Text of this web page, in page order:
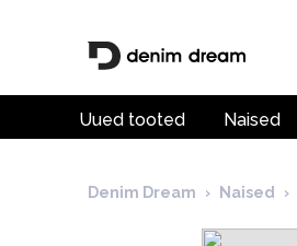
Uued tooted Naised
Denim Dream › Naised ›